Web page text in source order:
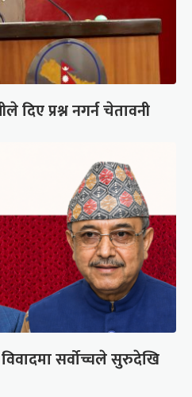
दिए प्रश्न नगर्न चेतावनी
सर्वोच्चले सुरुदेखि